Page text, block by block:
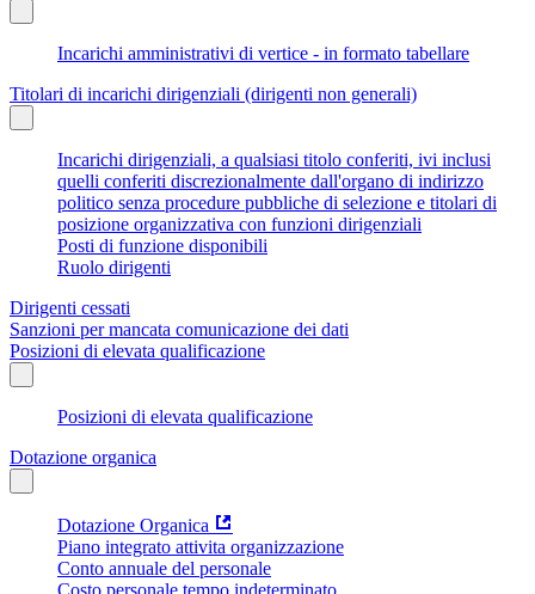
Incarichi amministrativi di vertice - in formato tabellare
Titolari di incarichi dirigenziali (dirigenti non generali)
Incarichi dirigenziali, a qualsiasi titolo conferiti, ivi inclusi
quelli conferiti discrezionalmente dall'organo di indirizzo
politico senza procedure pubbliche di selezione e titolari di
posizione organizzativa con funzioni dirigenziali
Posti di funzione disponibili
Ruolo dirigenti
Dirigenti cessati
Sanzioni per mancata comunicazione dei dati
Posizioni di elevata qualificazione
Posizioni di elevata qualificazione
Dotazione organica
Dotazione Organica
Piano integrato attivita organizzazione
Conto annuale del personale
Costo personale tempo indeterminato